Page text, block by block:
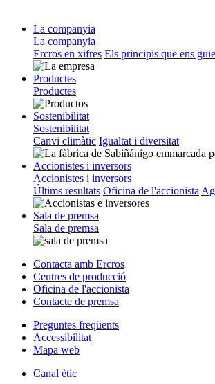
La companyia
La companyia
Ercros en xifres Els principis que ens
Productes
Productes
Sostenibilitat
Sostenibilitat
Canvi climàtic Igualtat i diversitat
Accionistes i inversors
Accionistes i inversors
Últims resultats Oficina de l'accionista
Sala de premsa
Sala de premsa
Contacta amb Ercros
Centres de producció
Oficina de l'accionista
Contacte de premsa
Preguntes freqüents
Accessibilitat
Mapa web
Canal ètic